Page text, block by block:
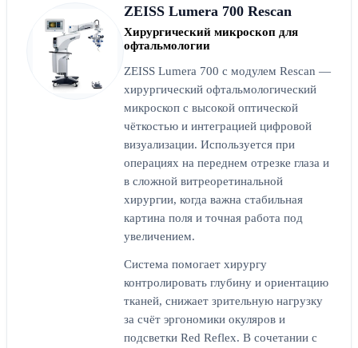
ZEISS Lumera 700 Rescan
Хирургический микроскоп для
офтальмологии
ZEISS Lumera 700 с модулем Rescan —
хирургический офтальмологический
микроскоп с высокой оптической
чёткостью и интеграцией цифровой
визуализации. Используется при
операциях на переднем отрезке глаза и
в сложной витреоретинальной
хирургии, когда важна стабильная
картина поля и точная работа под
увеличением.
Система помогает хирургу
контролировать глубину и ориентацию
тканей, снижает зрительную нагрузку
за счёт эргономики окуляров и
подсветки Red Reflex. В сочетании с